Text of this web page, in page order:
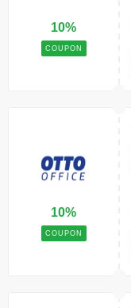
10%
COUPON
10%
COUPON